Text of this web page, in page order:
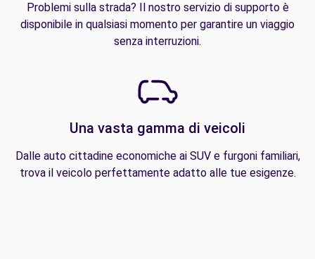
Problemi sulla strada? Il nostro servizio di supporto è
disponibile in qualsiasi momento per garantire un viaggio
senza interruzioni.
Una vasta gamma di veicoli
Dalle auto cittadine economiche ai SUV e furgoni familiari,
trova il veicolo perfettamente adatto alle tue esigenze.